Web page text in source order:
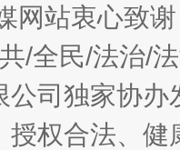
网站衷心致
/全民/法治/
公司独家协
授权合法、